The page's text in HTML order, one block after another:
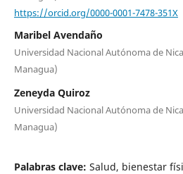
https://orcid.org/0000-0001-7478-351X
Maribel Avendaño
Universidad Nacional Autónoma de
Managua)
Zeneyda Quiroz
Universidad Nacional Autónoma de
Managua)
Palabras clave: Salud, bienestar